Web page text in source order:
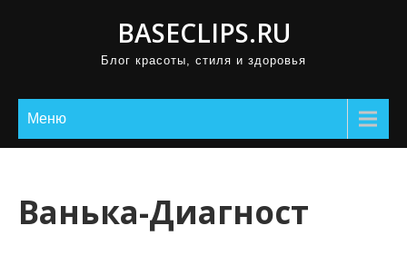
BASECLIPS.RU
Блог красоты, стиля и здоровья
Меню
Ванька-Диагност